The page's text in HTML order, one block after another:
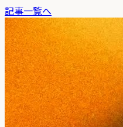
記事一覧へ